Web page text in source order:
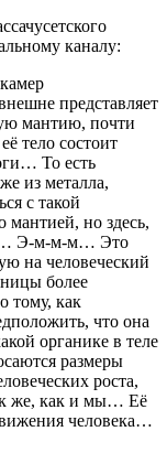
каналу:
представляет
мантию, почти
тело состоит
То есть
из металла,
с такой
мантией, но здесь,
Э-м-м-м… Это
на человеческий
более
тому, как
что она
органике в теле
размеры
роста,
же, как и мы… Её
человека…